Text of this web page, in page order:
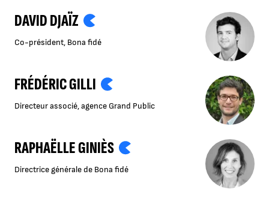
DAVID DJAÏZ
Co-président, Bona fidé
FRÉDÉRIC GILLI
Directeur associé, agence Grand Public
RAPHAËLLE GINIÈS
Directrice générale de Bona fidé